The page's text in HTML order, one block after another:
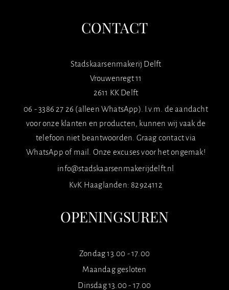
CONTACT
Stadskaarsenmakerij Delft
Vrouwenregt 11
2611 KK Delft
06 - 3386 27 26 (alleen WhatsApp). I.v.m. de aandacht
voor onze klanten en producten, kunnen wij vaak de
telefoon niet beantwoorden. Graag contact via
WhatsApp of mail. Onze excuses voor het ongemak!
info@stadskaarsenmakerijdelft.nl
KvK Haaglanden: 82924112
OPENINGSUREN
Zondag 13.00 - 17.00
Maandag gesloten
Dinsdag 13.00 - 17.00